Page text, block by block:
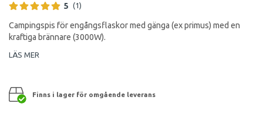
5 (1)
Campingspis för engångsflaskor med gänga (ex primus) med en
kraftiga brännare (3000W).
LÄS MER
Finns i lager för omgående leverans